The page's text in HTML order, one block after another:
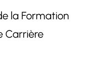
la Formation
Carrière